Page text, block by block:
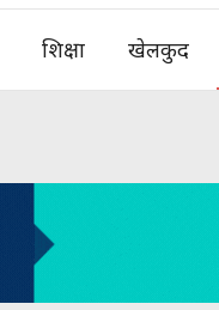
शिक्षा खेलकुद